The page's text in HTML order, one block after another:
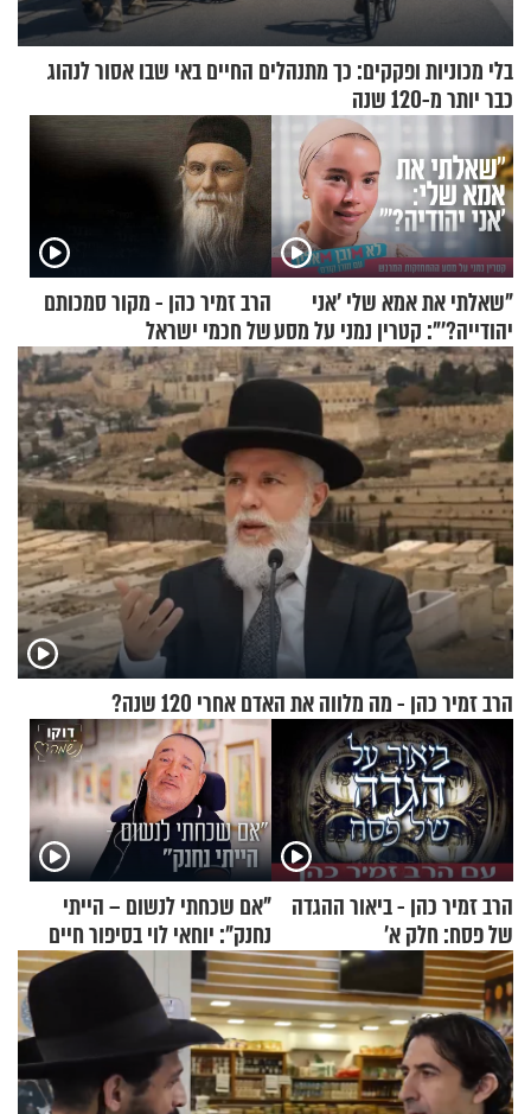
בלי מכוניות ופקקים: כך מתנהלים החיים באי שבו אסור לנהוג
כבר יותר מ-120 שנה
"שאלתי את אמא שלי 'אני
יהודייה?'": קטרין נמני על מסע
ההתחזקות המרגש
הרב זמיר כהן - מקור סמכותם
של חכמי ישראל
הרב זמיר כהן - מה מלווה את האדם אחרי 120 שנה?
הרב זמיר כהן - ביאור ההגדה
של פסח: חלק א’
"אם שכחתי לנשום – הייתי
נחנק": יוחאי לוי בסיפור חיים
מעורר השראה